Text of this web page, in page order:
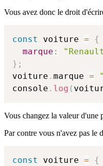
Vous avez donc le droit
const voiture =
{
marque :
} ;
voiture . marque =
console . log (
Vous changez la valeur d'une
Par contre vous n'avez pas le
const voiture =
{